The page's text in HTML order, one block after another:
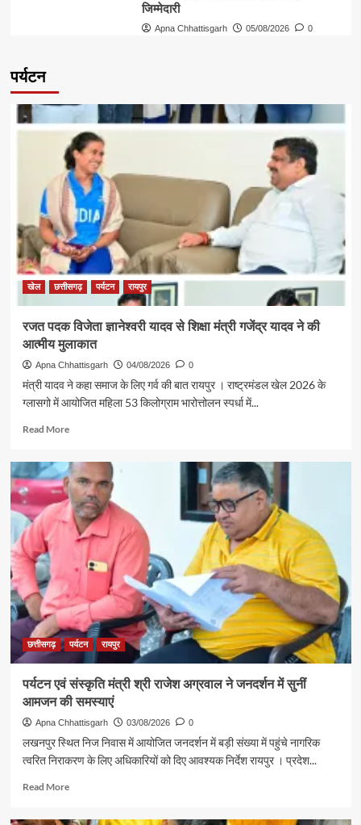
जिम्मेदारी
Apna Chhattisgarh 05/08/2026 0
पर्यटन
खेल छत्तीसगढ़ पर्यटन रायपुर
रजत पदक विजेता ज्ञानेश्वरी यादव से शिक्षा मंत्री गजेंद्र यादव ने की
आत्मीय मुलाकात
Apna Chhattisgarh 04/08/2026 0
मंत्री यादव ने कहा समाज के लिए गर्व की बात रायपुर । राष्ट्रमंडल खेल 2026 के
ग्लासगो में आयोजित महिला 53 किलोग्राम भारोत्तोलन स्पर्धा में...
Read MoreRead
रजत
पदक
विजेता
ज्ञानेश्वरी
यादव
शिक्षा
मंत्री
गजेंद्र
यादव
ने
की
छत्तीसगढ़ पर्यटन रायपुर
पर्यटन एवं संस्कृति मंत्री श्री राजेश अग्रवाल ने जनदर्शन में सुनीं
आमजन की समस्याएं
Apna Chhattisgarh 03/08/2026 0
लखनपुर स्थित निज निवास में आयोजित जनदर्शन में बड़ी संख्या में पहुंचे नागरिक
त्वरित निराकरण के लिए अधिकारियों को दिए आवश्यक निर्देश रायपुर । प्रदेश...
Read MoreRead